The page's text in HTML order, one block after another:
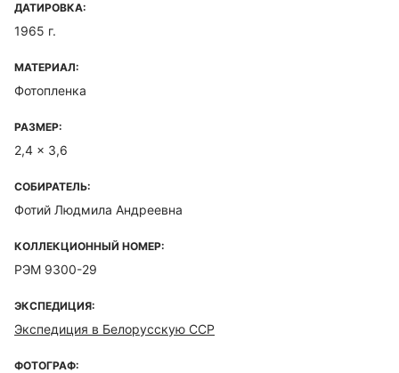
ДАТИРОВКА:
1965 г.
МАТЕРИАЛ:
Фотопленка
РАЗМЕР:
2,4 x 3,6
СОБИРАТЕЛЬ:
Фотий Людмила Андреевна
КОЛЛЕКЦИОННЫЙ НОМЕР:
РЭМ 9300-29
ЭКСПЕДИЦИЯ:
Экспедиция в Белорусскую ССР
ФОТОГРАФ: